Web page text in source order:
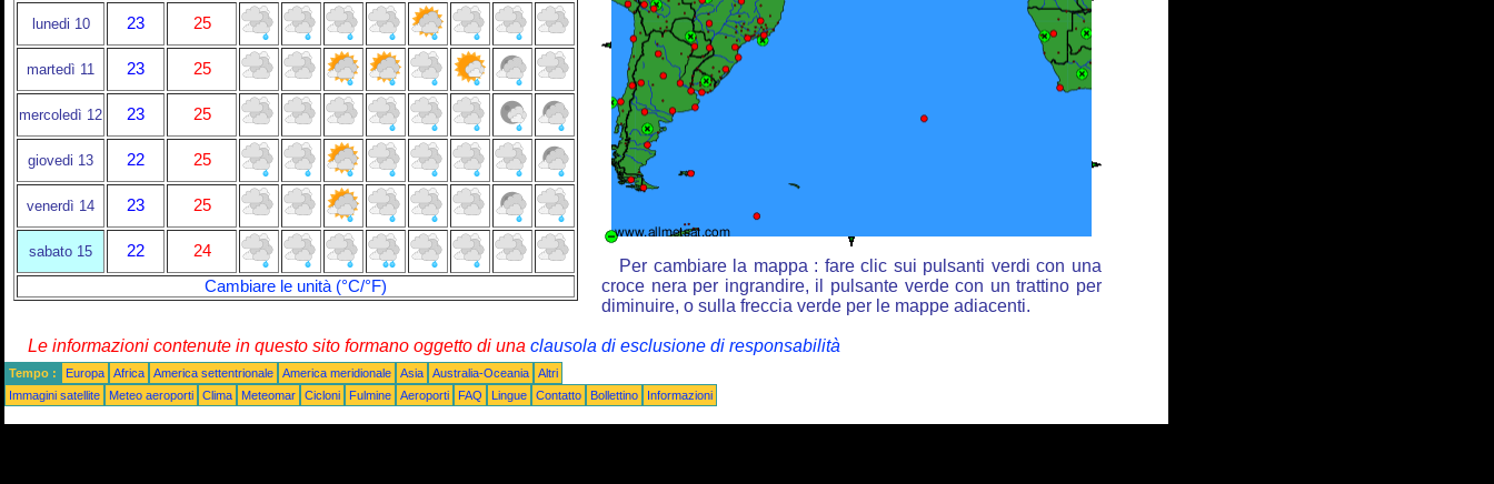
lunedi 10 23 25
martedì 11 23 25
mercoledì 12 23 25
giovedi 13 22 25
venerdì 14 23 25
sabato 15 22
24
Cambiare le unità (°C/°F)
Per cambiare la mappa : fare clic sui pulsanti verdi con una
croce nera per ingrandire, il pulsante verde con un trattino per
diminuire, o sulla freccia verde per le mappe adiacenti.
Le informazioni contenute in questo sito formano oggetto di una clausola di esclusione di responsabilità
Tempo : Europa Africa America settentrionale America meridionale Asia Australia-Oceania
Altri
Immagini satellite
Meteo aeroporti Clima Meteomar Cicloni Fulmine Aeroporti FAQ Lingue Contatto Bollettino Informazioni